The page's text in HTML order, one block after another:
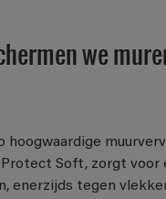
we
hoogwaardige
Protect Soft, zorgt voor
enerzijds tegen